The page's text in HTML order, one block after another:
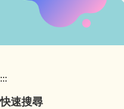
:::
快速搜尋